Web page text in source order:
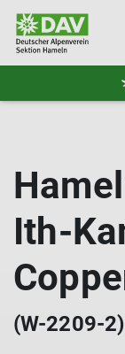
Ith-
(W-2209-2)